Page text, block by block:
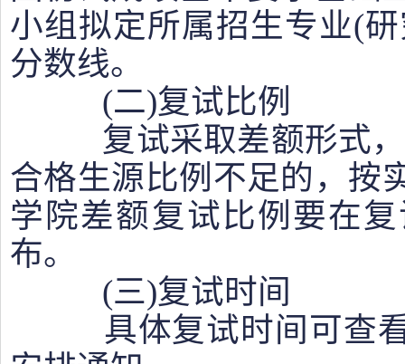
小组拟定所属招生专业(
分数线。
(二)复试比例
复试采取差额形式，
合格生源比例不足的，按
学院差额复试比例要在
布。
(三)复试时间
具体复试时间可查看